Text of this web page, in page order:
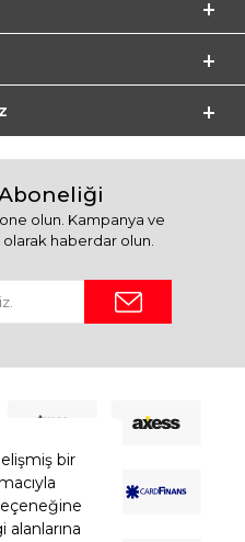
bir
olun. Kampanya ve
haberdar olun.